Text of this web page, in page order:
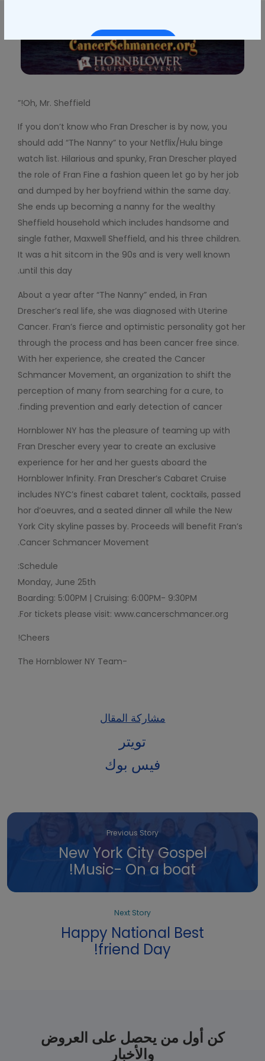
Oh, Mr. Sheffield!”
If you don’t know who Fran Drescher is by now, you
should add “The Nanny” to your Netflix/Hulu binge
watch list. Hilarious and spunky, Fran Drescher played
the role of Fran Fine a fashion queen let go by her job
and dumped by her boyfriend within the same day.
She ends up becoming a nanny for the wealthy
Sheffield household which includes handsome and
single father, Maxwell Sheffield, and his three children.
It was a hit sitcom in the 90s and is very well known
until this day.
About a year after “The Nanny” ended, in Fran
Drescher’s real life, she was diagnosed with Uterine
Cancer. Fran’s fierce and optimistic personality got her
through the process and has been cancer free since.
With her experience, she created the Cancer
Schmancer Movement, an organization to shift the
perception of many from searching for a cure, to
finding prevention and early detection of cancer.
Hornblower NY has the pleasure of teaming up with
Fran Drescher every year to create an exclusive
experience for her and her guests aboard the
Hornblower Infinity. Fran Drescher’s Cabaret Cruise
includes NYC’s finest cabaret talent, cocktails, passed
hor d’oeuvres, and a seated dinner all while the New
York City skyline passes by. Proceeds will benefit Fran’s
Cancer Schmancer Movement.
Schedule:
Monday, June 25th
Boarding: 5:00PM | Cruising: 6:00PM- 9:30PM
For tickets please visit: www.cancerschmancer.org.
Cheers!
-The Hornblower NY Team
مشاركة المقال
تويتر
فيس بوك
Previous Story
New York City Gospel
Music- On a boat!
Next Story
Happy National Best
friend Day!
كن أول من يحصل على العروض
والأخبار
إلى